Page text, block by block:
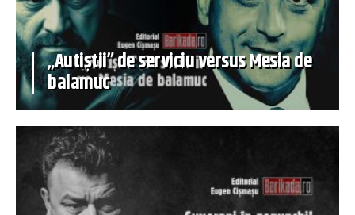
„Autiștii” de serviciu versus Mesia de
balamuc